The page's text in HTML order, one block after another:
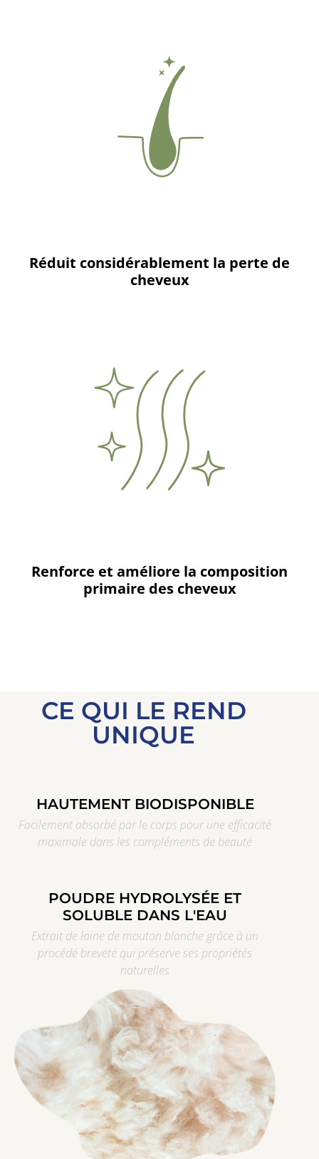
Réduit considérablement la perte de
cheveux
Renforce et améliore la composition
primaire des cheveux
CE QUI LE REND
UNIQUE
HAUTEMENT BIODISPONIBLE
Facilement absorbé par le corps pour une efficacité
maximale dans les compléments de beauté
POUDRE HYDROLYSÉE ET
SOLUBLE DANS L'EAU
Extrait de laine de mouton blanche grâce à un
procédé breveté qui préserve ses propriétés
naturelles